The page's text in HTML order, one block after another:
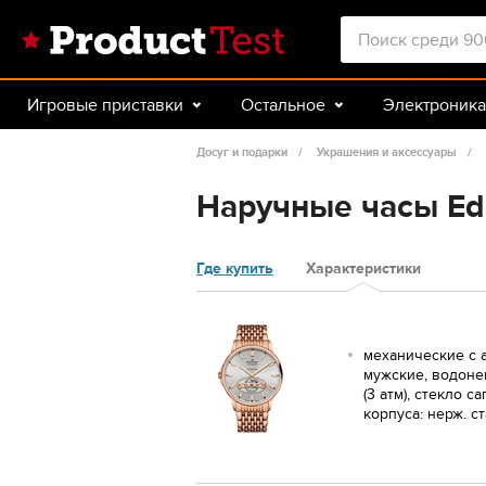
Игровые приставки Остальное Электроника
Авто Спорт и туризм
Досуг и подарки Украшения и аксессуары
Наручные часы
Где купить Характеристики
механические с
мужские,
(3 атм), стекло
корпуса: нерж.